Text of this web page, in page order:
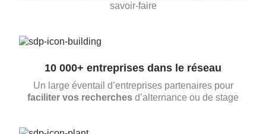
savoir-faire
10 000+ entreprises dans le réseau
Un large éventail d’entreprises partenaires pour
faciliter vos recherches d’alternance ou de stage